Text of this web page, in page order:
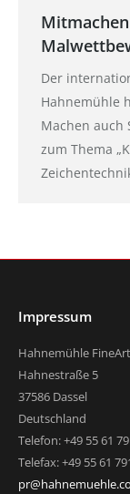
Der
Hahnemühle
Machen auch
zum Thema
Impressum
Hahnemühle
Hahnestraße 5
37586 Dassel
Deutschland
Telefon: +49 55 61
Telefax: +49 55 61